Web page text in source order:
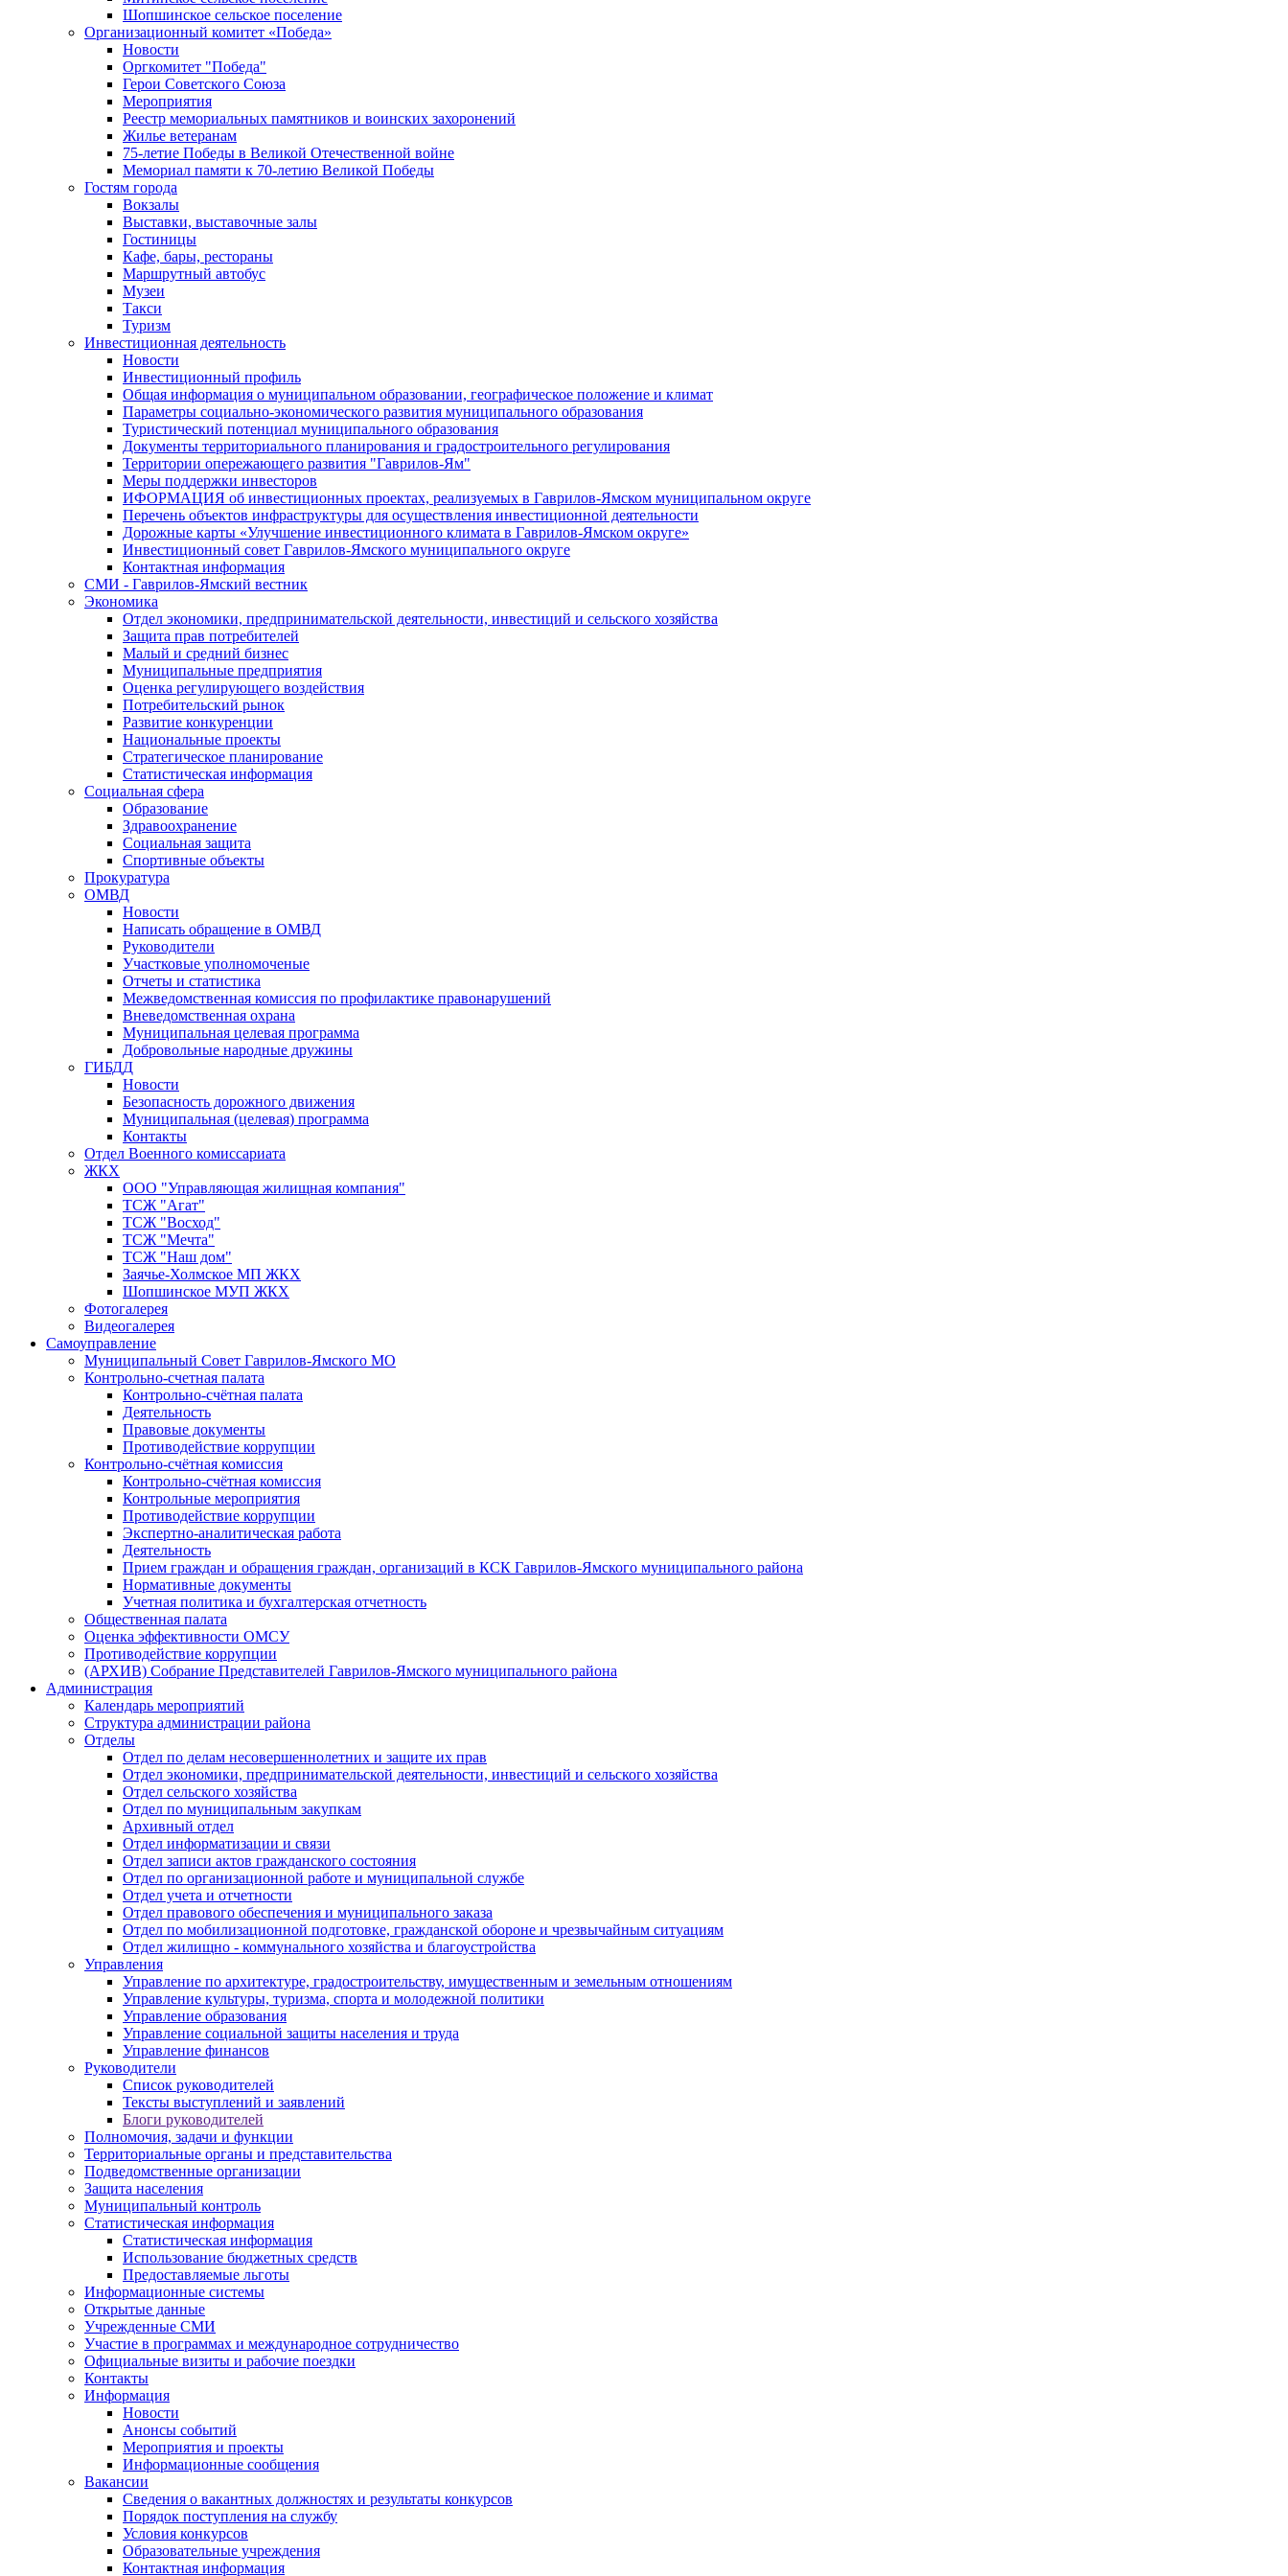
Шопшинское сельское поселение
Организационный комитет «Победа»
Новости
Оргкомитет "Победа"
Герои Советского Союза
Мероприятия
Реестр мемориальных памятников и воинских захоронений
Жилье ветеранам
75-летие Победы в Великой Отечественной войне
Мемориал памяти к 70-летию Великой Победы
Гостям города
Вокзалы
Выставки, выставочные залы
Гостиницы
Кафе, бары, рестораны
Маршрутный автобус
Музеи
Такси
Туризм
Инвестиционная деятельность
Новости
Инвестиционный профиль
Общая информация о муниципальном образовании, географическое положение и климат
Параметры социально-экономического развития муниципального образования
Туристический потенциал муниципального образования
Документы территориального планирования и градостроительного регулирования
Территории опережающего развития "Гаврилов-Ям"
Меры поддержки инвесторов
ИФОРМАЦИЯ об инвестиционных проектах, реализуемых в Гаврилов-Ямском муниципальном округе
Перечень объектов инфраструктуры для осуществления инвестиционной деятельности
Дорожные карты «Улучшение инвестиционного климата в Гаврилов-Ямском округе»
Инвестиционный совет Гаврилов-Ямского муниципального округе
Контактная информация
СМИ - Гаврилов-Ямский вестник
Экономика
Отдел экономики, предпринимательской деятельности, инвестиций и сельского хозяйства
Защита прав потребителей
Малый и средний бизнес
Муниципальные предприятия
Оценка регулирующего воздействия
Потребительский рынок
Развитие конкуренции
Национальные проекты
Стратегическое планирование
Статистическая информация
Социальная сфера
Образование
Здравоохранение
Социальная защита
Спортивные объекты
Прокуратура
ОМВД
Новости
Написать обращение в ОМВД
Руководители
Участковые уполномоченые
Отчеты и статистика
Межведомственная комиссия по профилактике правонарушений
Вневедомственная охрана
Муниципальная целевая программа
Добровольные народные дружины
ГИБДД
Новости
Безопасность дорожного движения
Муниципальная (целевая) программа
Контакты
Отдел Военного комиссариата
ЖКХ
ООО "Управляющая жилищная компания"
ТСЖ "Агат"
ТСЖ "Восход"
ТСЖ "Мечта"
ТСЖ "Наш дом"
Заячье-Холмское МП ЖКХ
Шопшинское МУП ЖКХ
Фотогалерея
Видеогалерея
Самоуправление
Муниципальный Совет Гаврилов-Ямского МО
Контрольно-счетная палата
Контрольно-счётная палата
Деятельность
Правовые документы
Противодействие коррупции
Контрольно-счётная комиссия
Контрольно-счётная комиссия
Контрольные мероприятия
Противодействие коррупции
Экспертно-аналитическая работа
Деятельность
Прием граждан и обращения граждан, организаций в КСК Гаврилов-Ямского муниципального района
Нормативные документы
Учетная политика и бухгалтерская отчетность
Общественная палата
Оценка эффективности ОМСУ
Противодействие коррупции
(АРХИВ) Собрание Представителей Гаврилов-Ямского муниципального района
Администрация
Календарь мероприятий
Структура администрации района
Отделы
Отдел по делам несовершеннолетних и защите их прав
Отдел экономики, предпринимательской деятельности, инвестиций и сельского хозяйства
Отдел сельского хозяйства
Отдел по муниципальным закупкам
Архивный отдел
Отдел информатизации и связи
Отдел записи актов гражданского состояния
Отдел по организационной работе и муниципальной службе
Отдел учета и отчетности
Отдел правового обеспечения и муниципального заказа
Отдел по мобилизационной подготовке, гражданской обороне и чрезвычайным ситуациям
Отдел жилищно - коммунального хозяйства и благоустройства
Управления
Управление по архитектуре, градостроительству, имущественным и земельным отношениям
Управление культуры, туризма, спорта и молодежной политики
Управление образования
Управление социальной защиты населения и труда
Управление финансов
Руководители
Список руководителей
Тексты выступлений и заявлений
Блоги руководителей
Полномочия, задачи и функции
Территориальные органы и представительства
Подведомственные организации
Защита населения
Муниципальный контроль
Статистическая информация
Статистическая информация
Использование бюджетных средств
Предоставляемые льготы
Информационные системы
Открытые данные
Учрежденные СМИ
Участие в программах и международное сотрудничество
Официальные визиты и рабочие поездки
Контакты
Информация
Новости
Анонсы событий
Мероприятия и проекты
Информационные сообщения
Вакансии
Сведения о вакантных должностях и результаты конкурсов
Порядок поступления на службу
Условия конкурсов
Образовательные учреждения
Контактная информация